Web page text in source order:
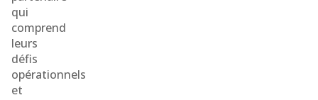
qui
comprend
leurs
défis
opérationnels
et